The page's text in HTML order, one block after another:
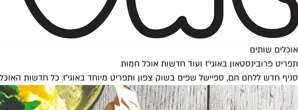
אוכלים שותים
תפריט פרובינסטאון באוגי'ז ועוד חדשות אוכל חמות
סניף חדש ללחם חם, ספיישל שפים בשוק צפון ותפריט מיוחד באוגי'ז. כל חדשות